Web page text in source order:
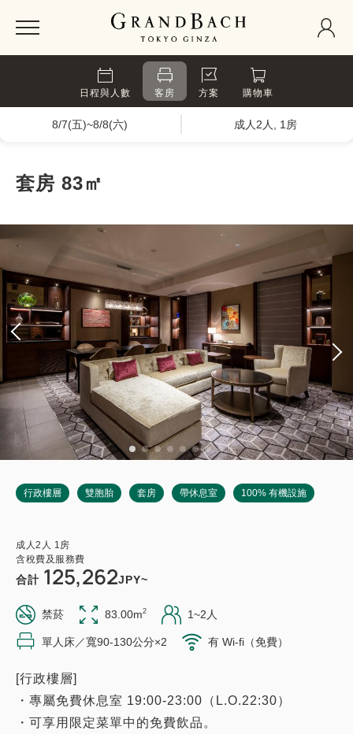
日程與人數 客房 方案 購物車
8/7(五)~8/8(六) 成人2人, 1房
套房 83㎡
行政樓層 雙胞胎 套房 帶休息室 100% 有機設施
成人 2 人 1 房
含稅費及服務費
合計 125,262JPY~
禁菸 83.00m2 1~2人
單人床／寬90-130公分×2 有 Wi-fi（免費）
[行政樓層]
・專屬免費休息室 19:00-23:00（L.O.22:30）
・可享用限定菜單中的免費飲品。